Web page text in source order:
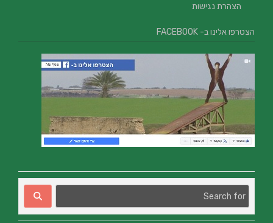
הצהרת נגישות
הצטרפו אלינו ב- FACEBOOK